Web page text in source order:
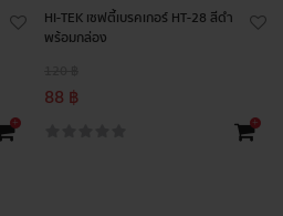
+
HI-TEK เซฟตี้เบรคเกอร์ HT-28 สีดำ
พร้อมกล่อง
88 ฿
+